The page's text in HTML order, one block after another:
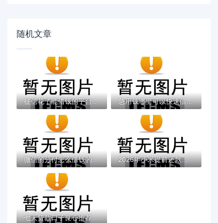
随机文章
征信花了能借钱的平台拢共有哪些选择？5个微... 急用钱哪里可以快速借到？这9个未成年可以贷...
微信的分付怎么借钱的呀（最新发布！）7个不... 2026年小米提前还款再借被拒，超热门的10个...
七天贷款口子良心推荐：这些平台门槛低到账...